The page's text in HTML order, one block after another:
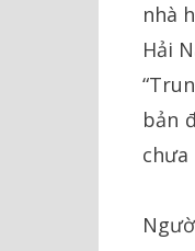
nhà
Hải
bản
chưa